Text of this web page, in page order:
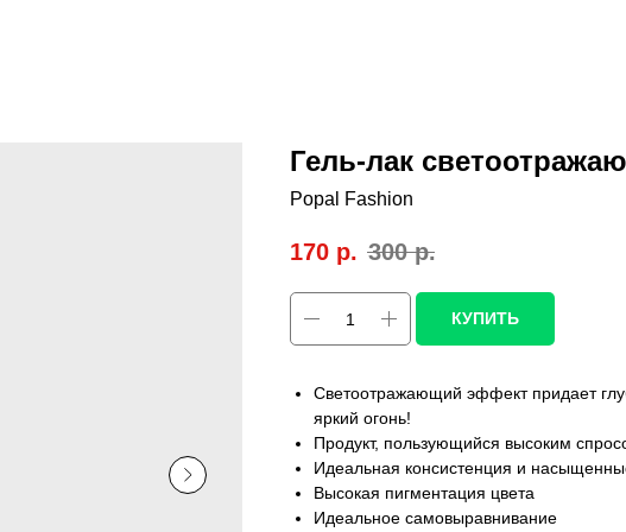
Гель-лак
Popal Fashion
170 р. 300 р.
КУПИТЬ
Светоотражающий эффект придает
яркий огонь!
Продукт, пользующийся высоким
Идеальная консистенция и
Высокая пигментация цвета
Идеальное самовыравнивание